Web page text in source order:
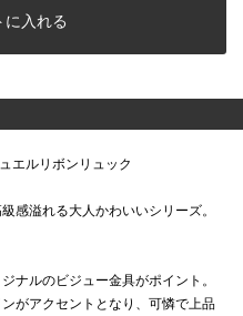
に入れる
エルリボンリュック
感溢れる大人かわいいシリーズ。
ナルのビジュー金具がポイント。
がアクセントとなり、可憐で上品